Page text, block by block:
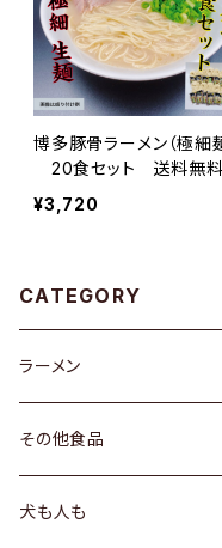
博多豚骨ラーメン（極細麺
20食セット 送料無
おうちで専門店の麺を！
¥3,720
CATEGORY
ラーメン
醤油
味噌
その他食品
生蔓人参
犬も人も